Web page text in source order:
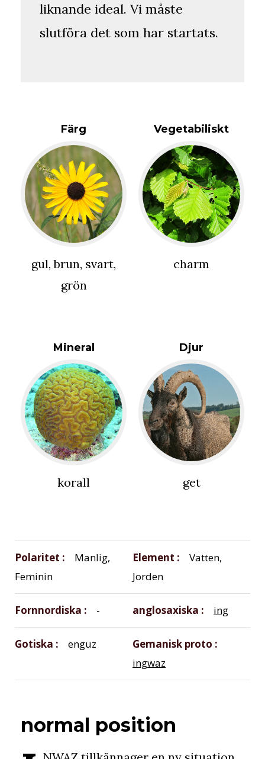
liknande ideal. Vi måste
slutföra det som har startats.
Färg
gul, brun, svart,
grön
Vegetabiliskt
charm
Mineral
korall
Djur
get
Polaritet
Manlig,
Feminin
Element
Vatten,
Jorden
Fornnordiska - anglosaxiska ing
Gotiska enguz
Gemanisk proto
ingwaz
normal position